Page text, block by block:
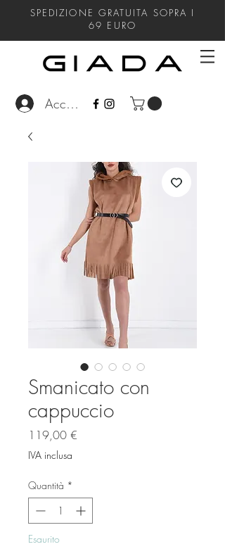
SPEDIZIONE GRATUITA SOPRA I
69 EURO
Accedi
Smanicato con
cappuccio
119,00 €
IVA inclusa
Quantità *
Esaurito